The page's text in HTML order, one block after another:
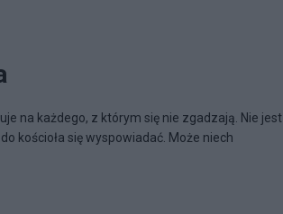
na każdego, z którym się nie zgadzają. Nie jest
kościoła się wyspowiadać. Może niech